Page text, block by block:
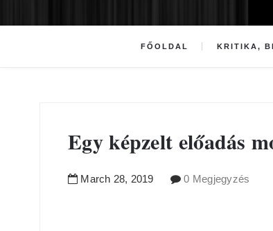
FŐOLDAL KRITIKA,
Egy képzelt előadás
March 28, 2019 0 Megjegyzés